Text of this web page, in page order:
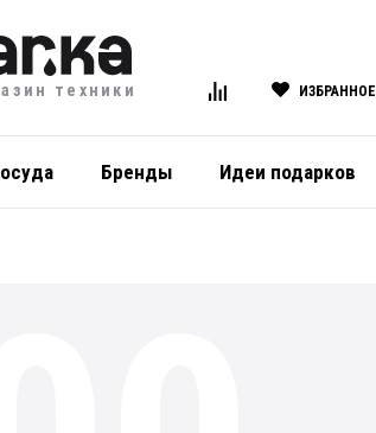
техники ИЗБРАННОЕ
Бренды Идеи подарков